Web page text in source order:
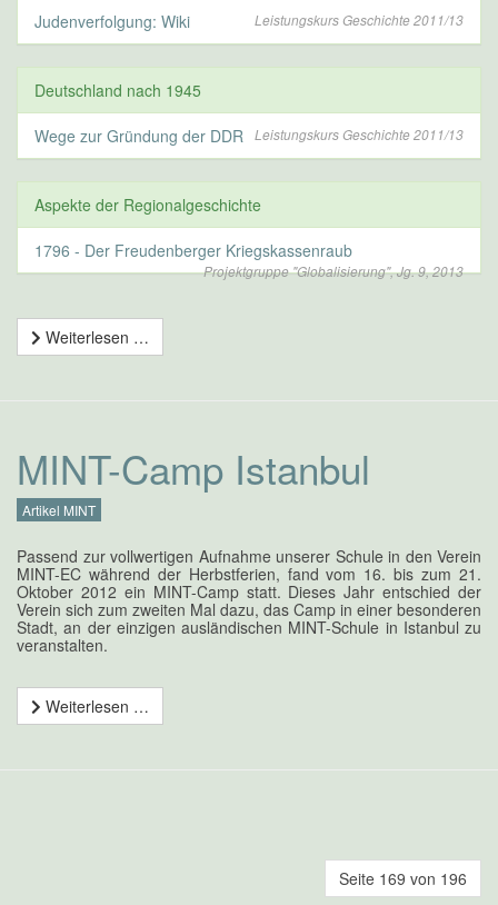
Judenverfolgung: Wiki Leistungskurs Geschichte 2011/13
Deutschland nach 1945
Wege zur Gründung der DDR Leistungskurs Geschichte 2011/13
Aspekte der Regionalgeschichte
1796 - Der Freudenberger Kriegskassenraub
Projektgruppe "Globalisierung", Jg. 9, 2013
Weiterlesen …
MINT-Camp Istanbul
Artikel MINT
Passend zur vollwertigen Aufnahme unserer Schule in den Verein
MINT-EC während der Herbstferien, fand vom 16. bis zum 21.
Oktober 2012 ein MINT-Camp statt. Dieses Jahr entschied der
Verein sich zum zweiten Mal dazu, das Camp in einer besonderen
Stadt, an der einzigen ausländischen MINT-Schule in Istanbul zu
veranstalten.
Weiterlesen …
Seite 169 von 196